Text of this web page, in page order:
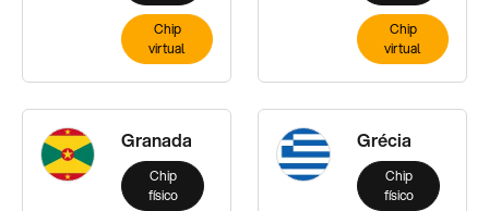
Chip
virtual
Chip
virtual
Granada
Chip
físico
Grécia
Chip
físico